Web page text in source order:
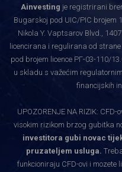
Ainvesting je registrirani
Bugarskoj pod UIC/PIC brojem
Nikola Y. Vaptsarov Blvd.,
licencirana i regulirana od strane
pod brojem licence РГ-03-110/
u skladu s važećim
financijskih
UPOZORENJE NA RIZIK:
visokim rizikom brzog gubitka
investitora gubi novac
pruzateljem usluga.
funkcioniraju CFD-ovi i